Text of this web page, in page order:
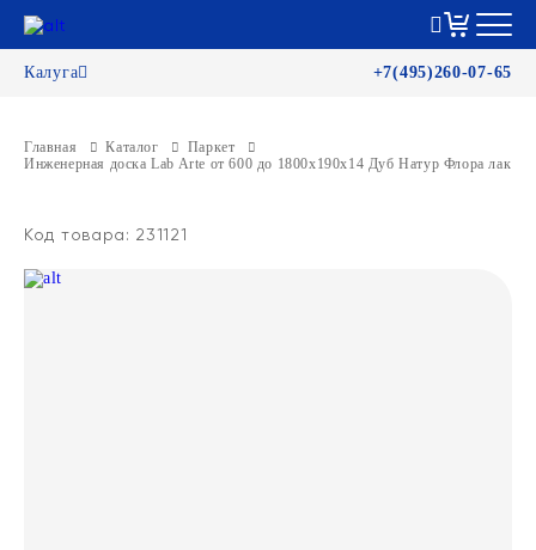
Калуга +7(495)260-07-65
Главная Каталог
Паркет
Инженерная доска Lab Arte от 600 до 1800х190х14 Дуб Натур Флора лак
Код товара: 231121